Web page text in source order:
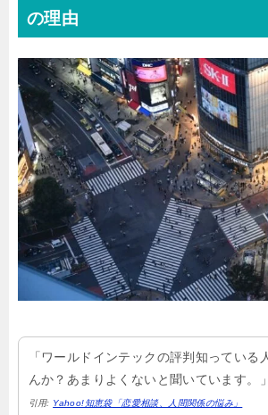
の理由
「ワールドインテックの評判知っている
んか？あまりよくないと聞いています。」
引用: Yahoo!知恵袋「恋愛相談、人間関係の悩み」